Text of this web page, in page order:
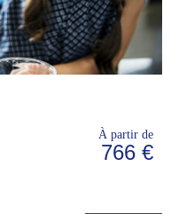
À partir de
766 €